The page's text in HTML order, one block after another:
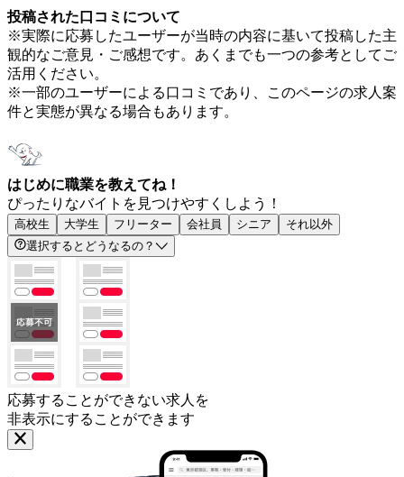
投稿された口コミについて
※実際に応募したユーザーが当時の内容に基いて投稿した主
観的なご意見・ご感想です。あくまでも一つの参考としてご
活用ください。
※一部のユーザーによる口コミであり、このページの求人案
件と実態が異なる場合もあります。
はじめに職業を教えてね！
ぴったりなバイトを見つけやすくしよう！
高校生 大学生 フリーター 会社員 シニア
それ以外
選択するとどうなるの？
応募することができない求人を
非表示にすることができます